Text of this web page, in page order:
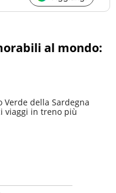
al mondo:
Verde della Sardegna
viaggi in treno più